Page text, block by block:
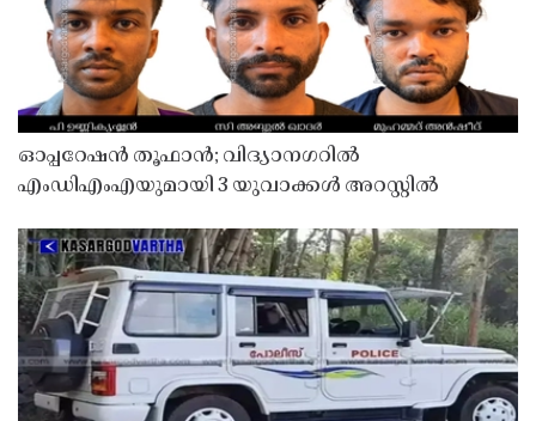
ഓപ്പറേഷൻ തൂഫാൻ; വിദ്യാനഗറിൽ
എംഡിഎംഎയുമായി 3 യുവാക്കൾ അറസ്റ്റിൽ